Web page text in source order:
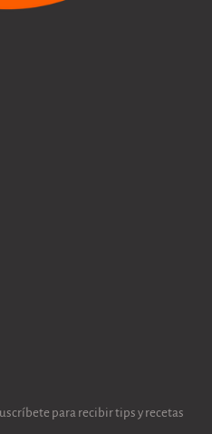
para recibir tips y recetas